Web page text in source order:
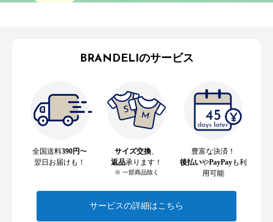
BRANDELIのサービス
全国送料390円〜
翌日お届けも！
サイズ交換
返品承ります！
※ 一部商品除く
豊富な決済！
後払いやPayPayも利
用可能
サービスの詳細はこちら